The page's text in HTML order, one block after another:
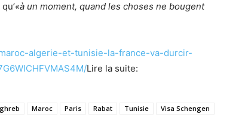
«à un moment, quand les choses ne bougent
algerie-et-tunisie-la-france-va-durcir-
Lire la suite:
Maroc Paris Rabat Tunisie
Visa Schengen